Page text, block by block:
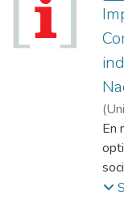
Luis."
(
En